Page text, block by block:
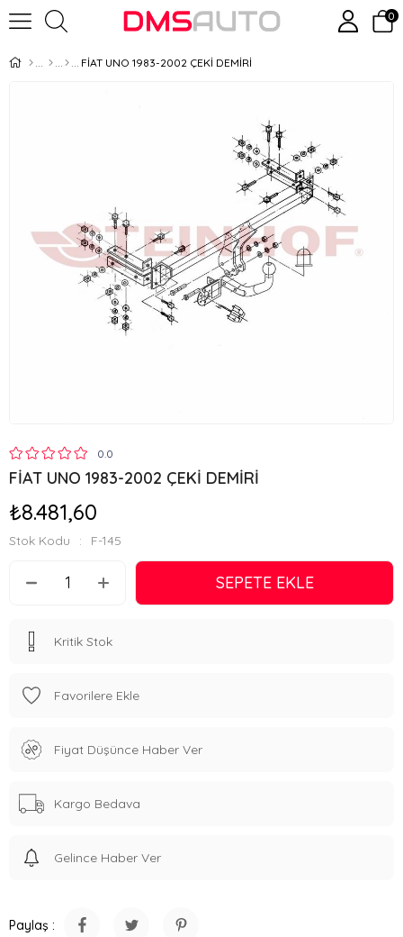
0
FİAT UNO 1983-2002 ÇEKİ DEMİRİ
0.0
FİAT UNO 1983-2002 ÇEKİ DEMİRİ
₺8.481,60
Stok Kodu F-145
Kritik Stok
Favorilere Ekle
Fiyat Düşünce Haber Ver
Kargo Bedava
Gelince Haber Ver
Paylaş :